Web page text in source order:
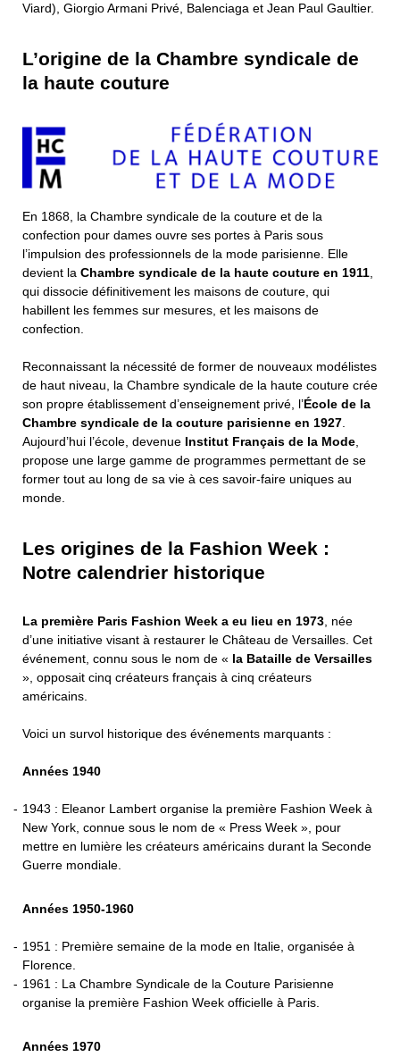
Viard), Giorgio Armani Privé, Balenciaga et Jean Paul Gaultier.
L’origine de la Chambre syndicale de
la haute couture
En 1868, la Chambre syndicale de la couture et de la
confection pour dames ouvre ses portes à Paris sous
l’impulsion des professionnels de la mode parisienne. Elle
devient la Chambre syndicale de la haute couture en 1911
qui dissocie définitivement les maisons de couture, qui
habillent les femmes sur mesures, et les maisons de
confection.
Reconnaissant la nécessité de former de nouveaux modélistes
de haut niveau, la Chambre syndicale de la haute couture crée
son propre établissement d’enseignement privé, l’École de la
Chambre syndicale de la couture parisienne en 1927
Aujourd’hui l’école, devenue Institut Français de la Mode
propose une large gamme de programmes permettant de se
former tout au long de sa vie à ces savoir-faire uniques au
monde.
Les origines de la Fashion Week :
Notre calendrier historique
La première Paris Fashion Week a eu lieu en 1973 , née
d’une initiative visant à restaurer le Château de Versailles. Cet
événement, connu sous le nom de « la Bataille de Versailles
», opposait cinq créateurs français à cinq créateurs
américains.
Voici un survol historique des événements marquants :
Années 1940
1943 : Eleanor Lambert organise la première Fashion Week à
New York, connue sous le nom de « Press Week », pour
mettre en lumière les créateurs américains durant la Seconde
Guerre mondiale.
Années 1950-1960
1951 : Première semaine de la mode en Italie, organisée à
Florence.
1961 : La Chambre Syndicale de la Couture Parisienne
organise la première Fashion Week officielle à Paris.
Années 1970